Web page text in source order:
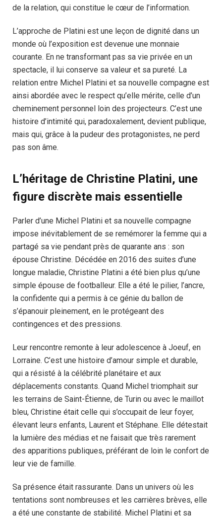
de la relation, qui constitue le cœur de l’information.
L’approche de Platini est une leçon de dignité dans un
monde où l’exposition est devenue une monnaie
courante. En ne transformant pas sa vie privée en un
spectacle, il lui conserve sa valeur et sa pureté. La
relation entre Michel Platini et sa nouvelle compagne est
ainsi abordée avec le respect qu’elle mérite, celle d’un
cheminement personnel loin des projecteurs. C’est une
histoire d’intimité qui, paradoxalement, devient publique,
mais qui, grâce à la pudeur des protagonistes, ne perd
pas son âme.
L’héritage de Christine Platini, une
figure discrète mais essentielle
Parler d’une Michel Platini et sa nouvelle compagne
impose inévitablement de se remémorer la femme qui a
partagé sa vie pendant près de quarante ans : son
épouse Christine. Décédée en 2016 des suites d’une
longue maladie, Christine Platini a été bien plus qu’une
simple épouse de footballeur. Elle a été le pilier, l’ancre,
la confidente qui a permis à ce génie du ballon de
s’épanouir pleinement, en le protégeant des
contingences et des pressions.
Leur rencontre remonte à leur adolescence à Joeuf, en
Lorraine. C’est une histoire d’amour simple et durable,
qui a résisté à la célébrité planétaire et aux
déplacements constants. Quand Michel triomphait sur
les terrains de Saint-Étienne, de Turin ou avec le maillot
bleu, Christine était celle qui s’occupait de leur foyer,
élevant leurs enfants, Laurent et Stéphane. Elle détestait
la lumière des médias et ne faisait que très rarement
des apparitions publiques, préférant de loin le confort de
leur vie de famille.
Sa présence était rassurante. Dans un univers où les
tentations sont nombreuses et les carrières brèves, elle
a été une constante de stabilité. Michel Platini et sa